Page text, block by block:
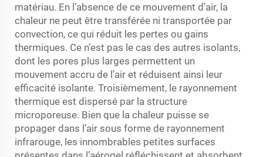
matériau. En l’absence de ce mouvement d’air, la
chaleur ne peut être transférée ni transportée par
convection, ce qui réduit les pertes ou gains
thermiques. Ce n’est pas le cas des autres isolants,
dont les pores plus larges permettent un
mouvement accru de l’air et réduisent ainsi leur
efficacité isolante. Troisièmement, le rayonnement
thermique est dispersé par la structure
microporeuse. Bien que la chaleur puisse se
propager dans l’air sous forme de rayonnement
infrarouge, les innombrables petites surfaces